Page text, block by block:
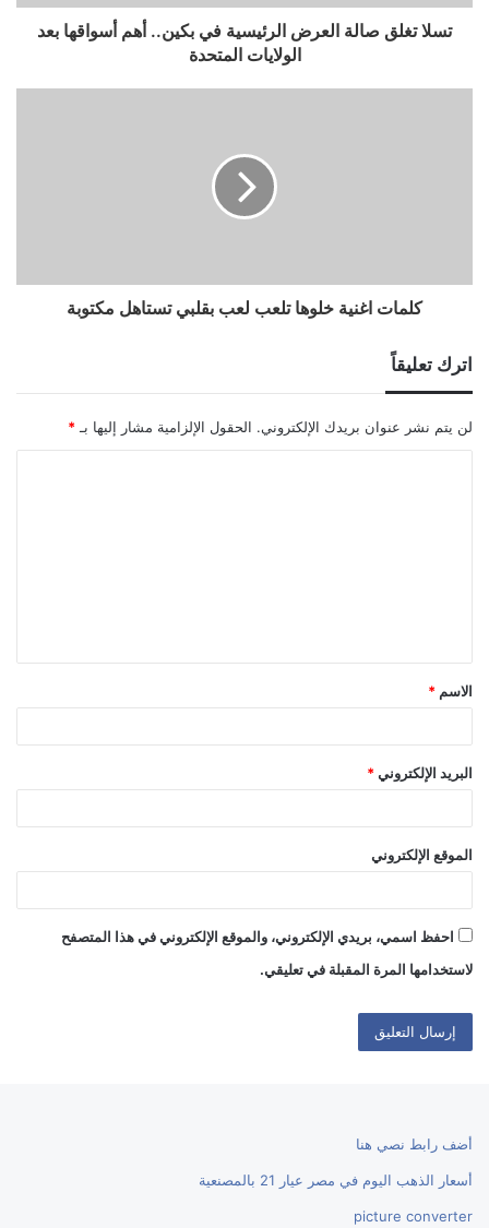
تسلا تغلق صالة العرض الرئيسية في بكين.. أهم أسواقها بعد
الولايات المتحدة
كلمات اغنية خلوها تلعب لعب بقلبي تستاهل مكتوبة
اترك تعليقاً
لن يتم نشر عنوان بريدك الإلكتروني. الحقول الإلزامية مشار إليها بـ *
ق
*
الاسم *
البريد الإلكتروني *
الموقع الإلكتروني
احفظ اسمي، بريدي الإلكتروني، والموقع الإلكتروني في هذا المتصفح
لاستخدامها المرة المقبلة في تعليقي.
أضف رابط نصي هنا
أسعار الذهب اليوم في مصر عيار 21 بالمصنعية
picture converter